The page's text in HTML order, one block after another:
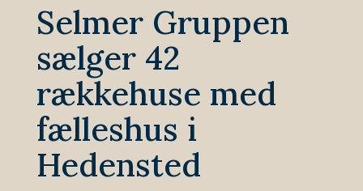
Selmer Gruppen
sælger 42
rækkehuse med
fælleshus i
Hedensted